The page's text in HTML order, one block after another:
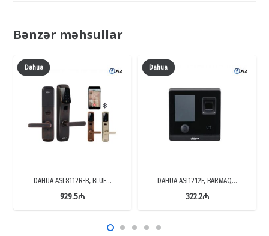
Bənzər məhsullar
Dahua
DAHUA ASL8112R-B, BLUE…
929.5₼
Dahua
DAHUA ASI1212F, BARMAQ…
322.2₼